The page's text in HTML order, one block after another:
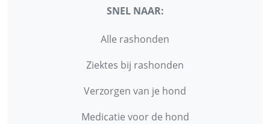
SNEL NAAR:
Alle rashonden
Ziektes bij rashonden
Verzorgen van je hond
Medicatie voor de hond